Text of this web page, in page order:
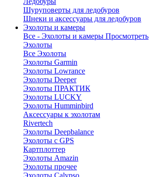
Шуруповерты для ледобуров
Шнеки и аксессуары для ледобуров
Эхолоты и камеры
Все - Эхолоты и камеры Просмотреть
Эхолоты
Все Эхолоты
Эхолоты Garmin
Эхолоты Lowrance
Эхолоты Deeper
Эхолоты ПРАКТИК
Эхолоты LUCKY
Эхолоты Humminbird
Аксессуары к эхолотам
Rivertech
Эхолоты Deepbalance
Эхолоты с GPS
Картплоттер
Эхолоты Amazin
Эхолоты прочее
Эхолоты Calypso